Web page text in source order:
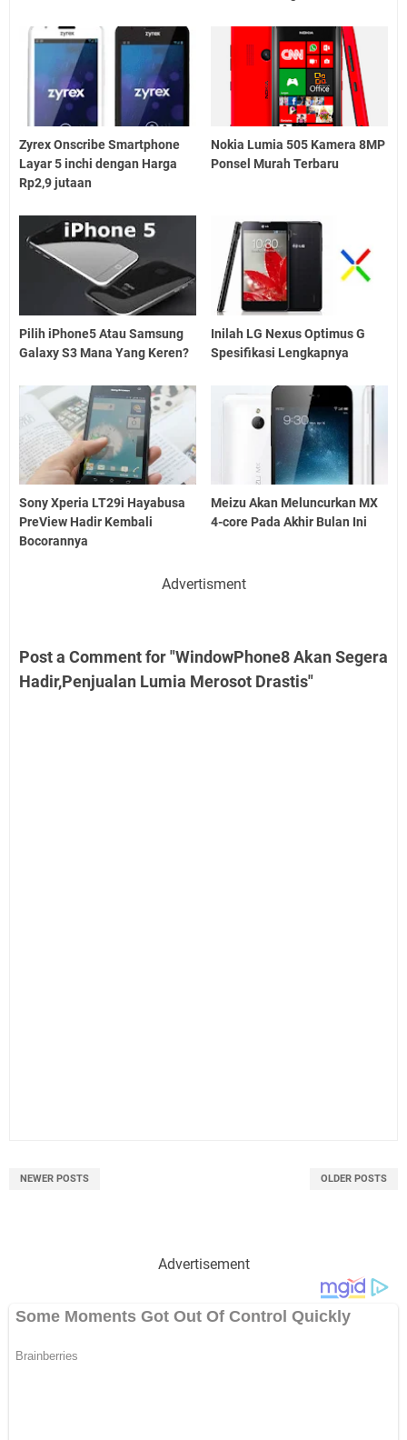
Zyrex Onscribe Smartphone
Layar 5 inchi dengan Harga
Rp2,9 jutaan
Nokia Lumia 505 Kamera 8MP
Ponsel Murah Terbaru
Pilih iPhone5 Atau Samsung
Galaxy S3 Mana Yang Keren?
Inilah LG Nexus Optimus G
Spesifikasi Lengkapnya
Sony Xperia LT29i Hayabusa
PreView Hadir Kembali
Bocorannya
Meizu Akan Meluncurkan MX
4-core Pada Akhir Bulan Ini
Advertisment
Post a Comment for "WindowPhone8 Akan Segera
Hadir,Penjualan Lumia Merosot Drastis"
NEWER POSTS OLDER POSTS
Advertisement